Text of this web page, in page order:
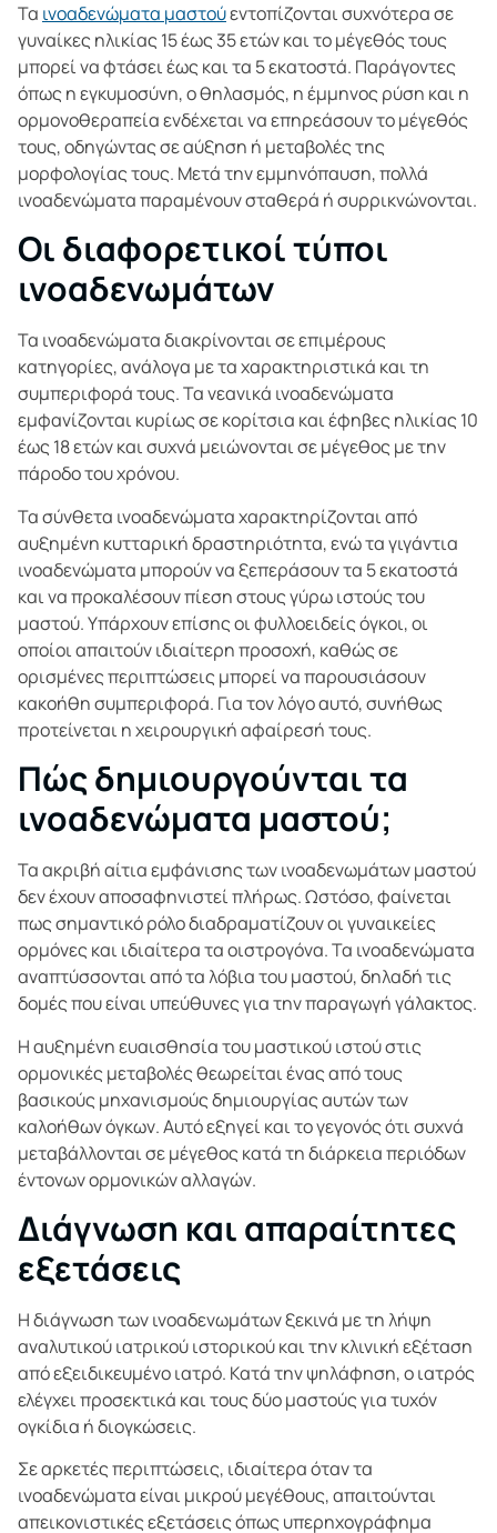
Τα ινοαδενώματα μαστούεντοπίζονται συχνότερα σε
γυναίκες ηλικίας 15 έως 35 ετών και το μέγεθός τους
μπορεί να φτάσει έως και τα 5 εκατοστά. Παράγοντες
όπως η εγκυμοσύνη, ο θηλασμός, η έμμηνος ρύση και η
ορμονοθεραπεία ενδέχεται να επηρεάσουν το μέγεθός
τους, οδηγώντας σε αύξηση ή μεταβολές της
μορφολογίας τους. Μετά την εμμηνόπαυση, πολλά
ινοαδενώματα παραμένουν σταθερά ή συρρικνώνονται.
Οι διαφορετικοί τύποι
ινοαδενωμάτων
Τα ινοαδενώματα διακρίνονται σε επιμέρους
κατηγορίες, ανάλογα με τα χαρακτηριστικά και τη
συμπεριφορά τους. Τα νεανικά ινοαδενώματα
εμφανίζονται κυρίως σε κορίτσια και έφηβες ηλικίας 10
έως 18 ετών και συχνά μειώνονται σε μέγεθος με την
πάροδο του χρόνου.
Τα σύνθετα ινοαδενώματα χαρακτηρίζονται από
αυξημένη κυτταρική δραστηριότητα, ενώ τα γιγάντια
ινοαδενώματα μπορούν να ξεπεράσουν τα 5 εκατοστά
και να προκαλέσουν πίεση στους γύρω ιστούς του
μαστού. Υπάρχουν επίσης οι φυλλοειδείς όγκοι, οι
οποίοι απαιτούν ιδιαίτερη προσοχή, καθώς σε
ορισμένες περιπτώσεις μπορεί να παρουσιάσουν
κακοήθη συμπεριφορά. Για τον λόγο αυτό, συνήθως
προτείνεται η χειρουργική αφαίρεσή τους.
Πώς δημιουργούνται τα
ινοαδενώματα μαστού;
Τα ακριβή αίτια εμφάνισης των ινοαδενωμάτων μαστού
δεν έχουν αποσαφηνιστεί πλήρως. Ωστόσο, φαίνεται
πως σημαντικό ρόλο διαδραματίζουν οι γυναικείες
ορμόνες και ιδιαίτερα τα οιστρογόνα. Τα ινοαδενώματα
αναπτύσσονται από τα λόβια του μαστού, δηλαδή τις
δομές που είναι υπεύθυνες για την παραγωγή γάλακτος.
Η αυξημένη ευαισθησία του μαστικού ιστού στις
ορμονικές μεταβολές θεωρείται ένας από τους
βασικούς μηχανισμούς δημιουργίας αυτών των
καλοήθων όγκων. Αυτό εξηγεί και το γεγονός ότι συχνά
μεταβάλλονται σε μέγεθος κατά τη διάρκεια περιόδων
έντονων ορμονικών αλλαγών.
Διάγνωση και απαραίτητες
εξετάσεις
Η διάγνωση των ινοαδενωμάτων ξεκινά με τη λήψη
αναλυτικού ιατρικού ιστορικού και την κλινική εξέταση
από εξειδικευμένο ιατρό. Κατά την ψηλάφηση, ο ιατρός
ελέγχει προσεκτικά και τους δύο μαστούς για τυχόν
ογκίδια ή διογκώσεις.
Σε αρκετές περιπτώσεις, ιδιαίτερα όταν τα
ινοαδενώματα είναι μικρού μεγέθους, απαιτούνται
απεικονιστικές εξετάσεις όπως υπερηχογράφημα